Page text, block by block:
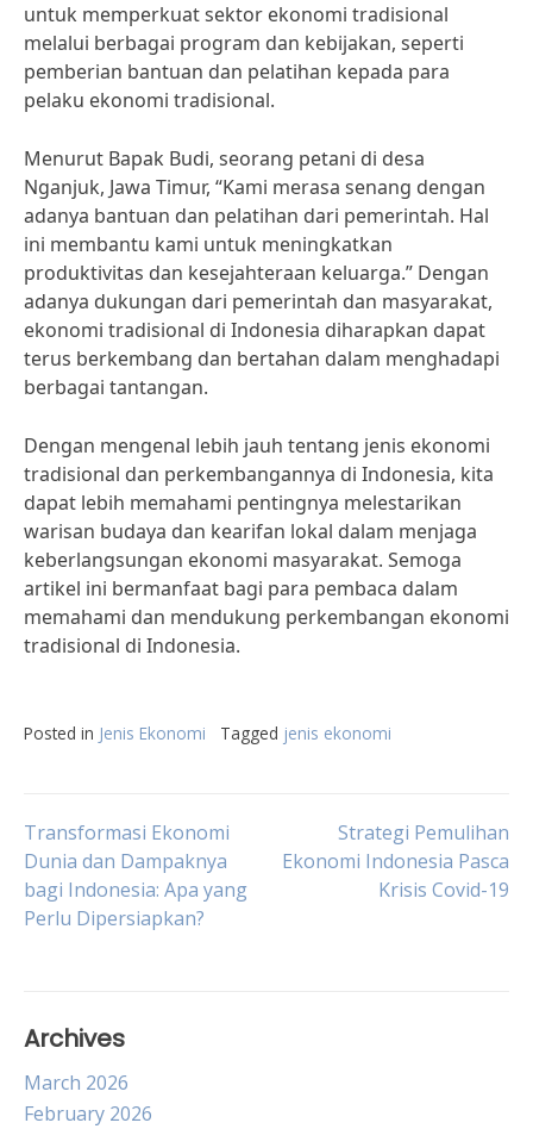
untuk memperkuat sektor ekonomi tradisional
melalui berbagai program dan kebijakan, seperti
pemberian bantuan dan pelatihan kepada para
pelaku ekonomi tradisional.
Menurut Bapak Budi, seorang petani di desa
Nganjuk, Jawa Timur, “Kami merasa senang dengan
adanya bantuan dan pelatihan dari pemerintah. Hal
ini membantu kami untuk meningkatkan
produktivitas dan kesejahteraan keluarga.” Dengan
adanya dukungan dari pemerintah dan masyarakat,
ekonomi tradisional di Indonesia diharapkan dapat
terus berkembang dan bertahan dalam menghadapi
berbagai tantangan.
Dengan mengenal lebih jauh tentang jenis ekonomi
tradisional dan perkembangannya di Indonesia, kita
dapat lebih memahami pentingnya melestarikan
warisan budaya dan kearifan lokal dalam menjaga
keberlangsungan ekonomi masyarakat. Semoga
artikel ini bermanfaat bagi para pembaca dalam
memahami dan mendukung perkembangan ekonomi
tradisional di Indonesia.
Posted in Jenis Ekonomi Tagged jenis ekonomi
Post
navigation
Transformasi Ekonomi
Dunia dan Dampaknya
bagi Indonesia: Apa yang
Perlu Dipersiapkan?
Strategi Pemulihan
Ekonomi Indonesia Pasca
Krisis Covid-19
Archives
March 2026
February 2026